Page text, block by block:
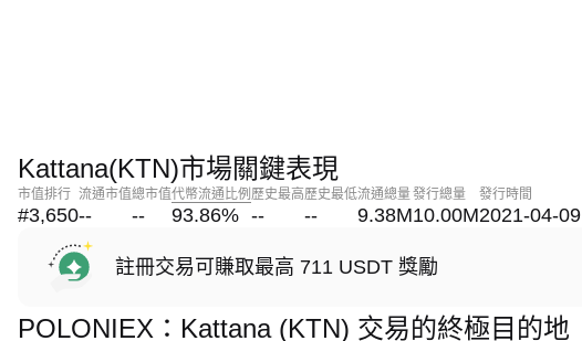
Kattana(KTN)市場關鍵表現
市值排行
#3,650
流通市值
--
總市值
--
代幣流通比例
93.86%
歷史最高
--
歷史最低
--
流通總量
9.38M
發行總量
10.00M
發行時間
2021-04-09
註冊交易可賺取最高 711 USDT 獎勵
POLONIEX：Kattana (KTN) 交易的終極目的地